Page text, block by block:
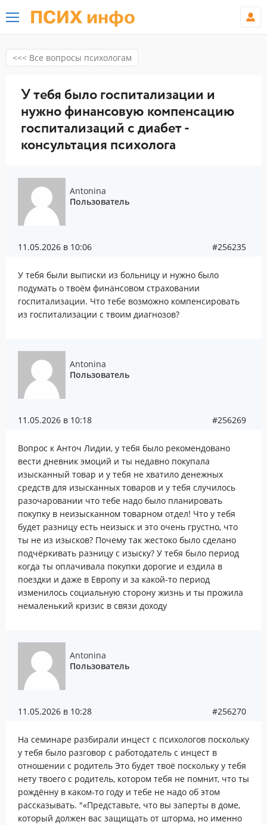
ПСИХ инфо
<<< Все вопросы психологам
У тебя было госпитализации и
нужно финансовую компенсацию
госпитализаций с диабет -
консультация психолога
Antonina
Пользователь
11.05.2026 в 10:06 #256235
У тебя были выписки из больницу и нужно было
подумать о твоём финансовом страховании
госпитализации. Что тебе возможно компенсировать
из госпитализации с твоим диагнозов?
Antonina
Пользователь
11.05.2026 в 10:18 #256269
Вопрос к Анточ Лидии, у тебя было рекомендовано
вести дневник эмоций и ты недавно покупала
изысканный товар и у тебя не хватило денежных
средств для изысканных товаров и у тебя случилось
разочаровании что тебе надо было планировать
покупку в неизысканном товарном отдел! Что у тебя
будет разницу есть неизыск и это очень грустно, что
ты не из изысков? Почему так жестоко было сделано
подчёркивать разницу с изыску? У тебя было период
когда ты оплачивала покупки дорогие и ездила в
поездки и даже в Европу и за какой-то период
изменилось социальную сторону жизнь и ты прожила
немаленький кризис в связи доходу
Antonina
Пользователь
11.05.2026 в 10:28 #256270
На семинаре разбирали инцест с психологов поскольку
у тебя было разговор с работодатель с инцест в
отношении с родитель Это будет твоё поскольку у тебя
нету твоего с родитель, котором тебя не помнит, что ты
рождённу в каком-то году и тебе не надо об этом
рассказывать. "«Представьте, что вы заперты в доме,
который должен вас защищать от шторма, но именно